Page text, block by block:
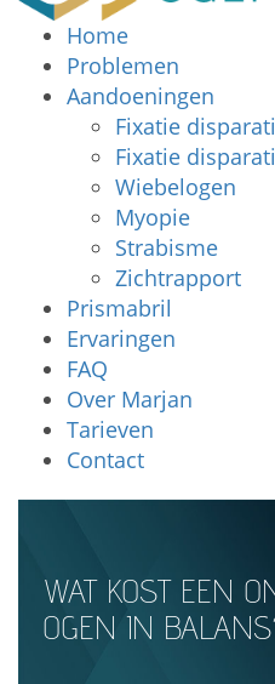
Home
Problemen
Aandoeningen
Fixatie
Fixatie
Wiebelogen
Myopie
Strabisme
Zichtrapport
Prismabril
Ervaringen
FAQ
Over Marjan
Tarieven
Contact
WAT KOST EEN
OGEN IN